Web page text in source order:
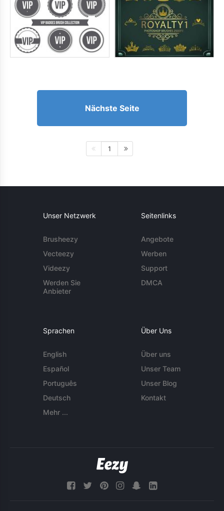
Nächste Seite
1
Unser Netzwerk
Brusheezy
Vecteezy
Videezy
Werden Sie
Anbieter
Seitenlinks
Angebote
Werben
Support
DMCA
Sprachen
English
Español
Português
Deutsch
Mehr ...
Über Uns
Über uns
Unser Team
Unser Blog
Kontakt